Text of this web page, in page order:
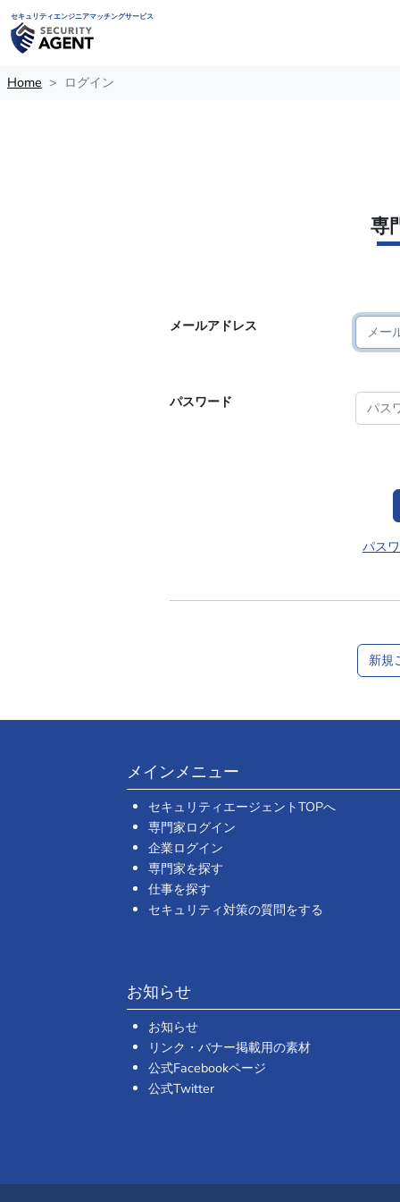
セキュリティエンジニアマッチングサービス
Home ログイン
専
メールアドレス
パスワード
パス
新規
メインメニュー
セキュリティエージェントTOPへ
専門家ログイン
企業ログイン
専門家を探す
仕事を探す
セキュリティ対策の質問をする
お知らせ
お知らせ
リンク・バナー掲載用の素材
公式Facebookページ
公式Twitter